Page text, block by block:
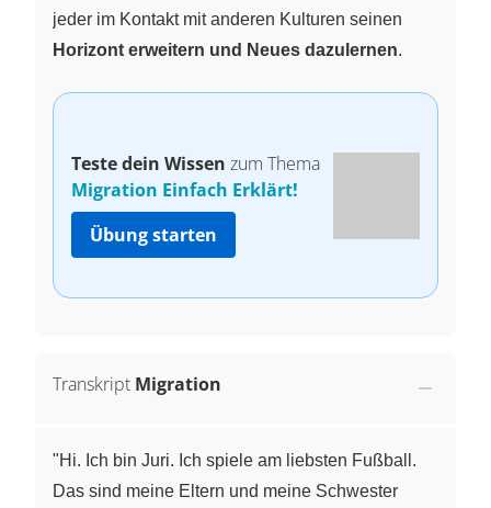
jeder im Kontakt mit anderen Kulturen seinen
Horizont erweitern und Neues dazulernen.
Teste dein Wissen zum Thema
Migration Einfach Erklärt!
Übung starten
Transkript Migration
"Hi. Ich bin Juri. Ich spiele am liebsten Fußball.
Das sind meine Eltern und meine Schwester